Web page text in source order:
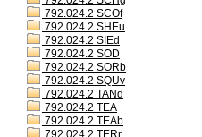
792.024.2 SCOf
792.024.2 SHEu
792.024.2 SIEd
792.024.2 SOD
792.024.2 SORb
792.024.2 SQUv
792.024.2 TANd
792.024.2 TEA
792.024.2 TEAb
792.024.2 TERr